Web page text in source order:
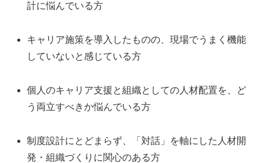
計に悩んでいる方
キャリア施策を導入したものの、現場でうまく機能
していないと感じている方
個人のキャリア支援と組織としての人材配置を、ど
う両立すべきか悩んでいる方
制度設計にとどまらず、「対話」を軸にした人材開
発・組織づくりに関心のある方